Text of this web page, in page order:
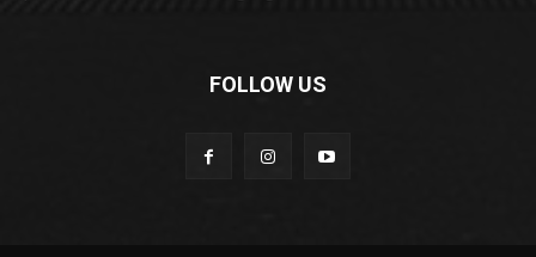
FOLLOW US